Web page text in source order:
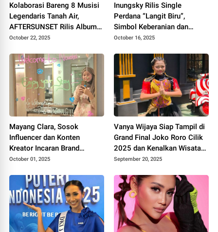
Kolaborasi Bareng 8 Musisi
Legendaris Tanah Air,
AFTERSUNSET Rilis Album
“Tentang Wanita”
October 22, 2025
Inungsky Rilis Single
Perdana “Langit Biru”,
Simbol Keberanian dan
Kejujuran Seorang Musisi
October 16, 2025
Mayang Clara, Sosok
Influencer dan Konten
Kreator Incaran Brand
Ternama
October 01, 2025
Vanya Wijaya Siap Tampil di
Grand Final Joko Roro Cilik
2025 dan Kenalkan Wisata
Kabupaten Malang Lewat
September 20, 2025